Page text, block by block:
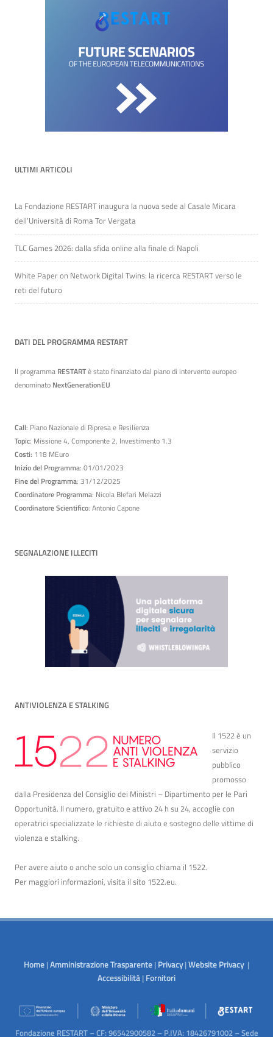
ULTIMI ARTICOLI
La Fondazione RESTART inaugura la nuova sede al Casale Micara
dell’Università di Roma Tor Vergata
TLC Games 2026: dalla sfida online alla finale di Napoli
White Paper on Network Digital Twins: la ricerca RESTART verso le
reti del futuro
DATI DEL PROGRAMMA RESTART
Il programma RESTARTè stato finanziato dal piano di intervento europeo
denominato NextGenerationEU
Call: Piano Nazionale di Ripresa e Resilienza
Topic: Missione 4, Componente 2, Investimento 1.3
Costi: 118 MEuro
Inizio del Programma: 01/01/2023
Fine del Programma: 31/12/2025
Coordinatore Programma: Nicola Blefari Melazzi
Coordinatore Scientifico: Antonio Capone
SEGNALAZIONE ILLECITI
ANTIVIOLENZA E STALKING
Il 1522 è un
servizio
pubblico
promosso
dalla Presidenza del Consiglio dei Ministri – Dipartimento per le Pari
Opportunità. Il numero, gratuito e attivo 24 h su 24, accoglie con
operatrici specializzate le richieste di aiuto e sostegno delle vittime di
violenza e stalking.
Per avere aiuto o anche solo un consiglio chiama il 1522.
Per maggiori informazioni, visita il sito 1522.eu.
Home |Amministrazione Trasparente | Privacy|Website Privacy |
Accessibilità | Fornitori
Fondazione RESTART – CF: 96542900582 – P.IVA: 18426791002 – Sede